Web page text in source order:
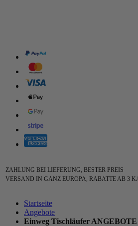
ZAHLUNG BEI LIEFERUNG, BESTER PREIS
VERSAND IN GANZ EUROPA, RABATTE AB 3
Startseite
Angebote
Einweg Tischläufer ANGEBOTE